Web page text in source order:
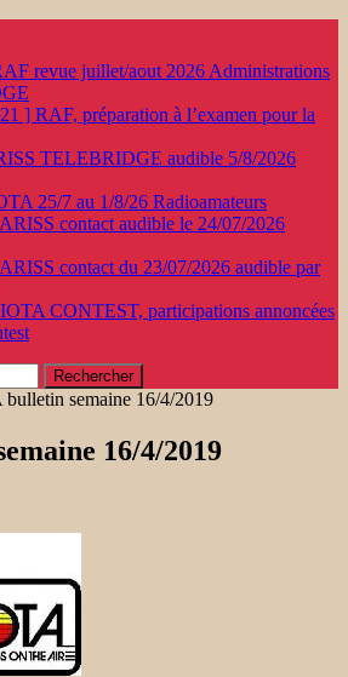
revue juillet/aout 2026 Administrations
] RAF, préparation à l’examen pour la
TELEBRIDGE audible 5/8/2026
25/7 au 1/8/26 Radioamateurs
ARISS contact audible le 24/07/2026
ARISS contact du 23/07/2026 audible par
IOTA CONTEST, participations annoncées
semaine 16/4/2019
16/4/2019